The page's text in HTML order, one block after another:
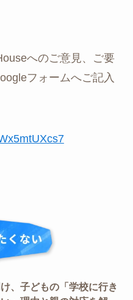
へのご意見、ご要
フォームへご記入
、子どもの「学校に行き